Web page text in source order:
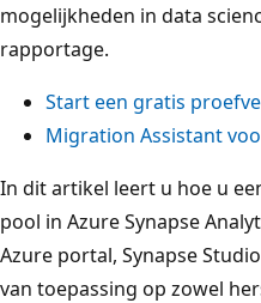
mogelijkheden in data
rapportage.
Start een gratis
Migration Assistant
In dit artikel leert u hoe u
pool in Azure Synapse
Azure portal, Synapse
van toepassing op zowel